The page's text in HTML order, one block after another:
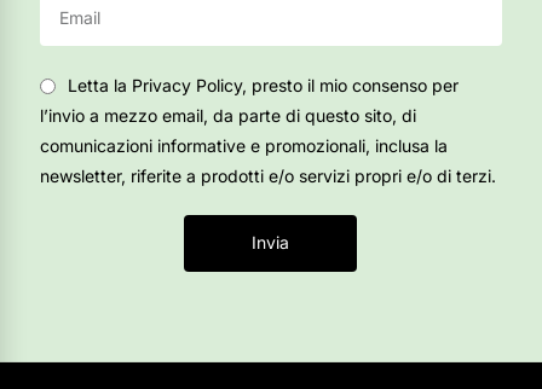
Letta la Privacy Policy, presto il mio consenso per
l’invio a mezzo email, da parte di questo sito, di
comunicazioni informative e promozionali, inclusa la
newsletter, riferite a prodotti e/o servizi propri e/o di terzi.
Invia